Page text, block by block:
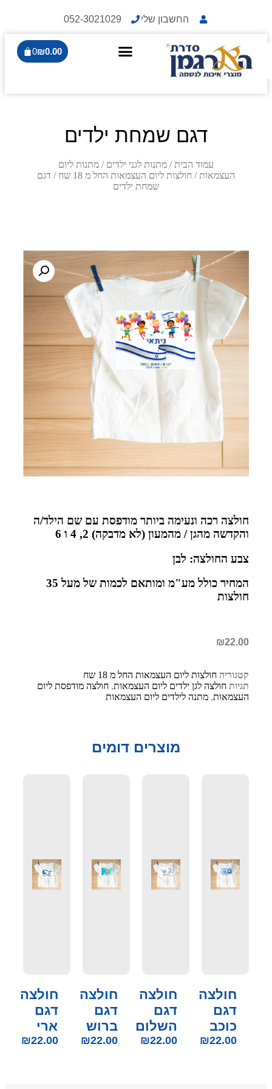
החשבון שלי 052-3021029
₪0.00
0
דגם שמחת ילדים
עמוד הבית / מתנות לגני ילדים / מתנות ליום
העצמאות / חולצות ליום העצמאות החל מ 18 שח
/ דגם
שמחת ילדים
חולצה רכה ונעימה ביותר מודפסת עם שם הילד/ה
והקדשה מהגן / מהמעון (לא מדבקה) 2, 4 ו 6
צבע החולצה: לבן
המחיר כולל מע"מ ומותאם לכמות של מעל 35
חולצות
₪22.00
קטגוריה חולצות ליום העצמאות החל מ 18 שח
תגיות חולצה לגן ילדים ליום העצמאות, חולצה מודפסת ליום
העצמאות, מתנה לילדים ליום העצמאות
מוצרים דומים
חולצה
דגם
כוכב
₪22.00
חולצה
דגם
השלום
₪22.00
חולצה
דגם
ברוש
₪22.00
חולצה
דגם
ארי
₪22.00